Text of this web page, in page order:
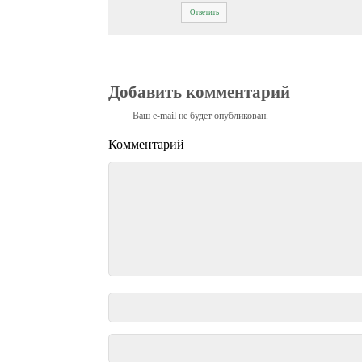
Ответить
Добавить комментарий
Ваш e-mail не будет опубликован.
Комментарий